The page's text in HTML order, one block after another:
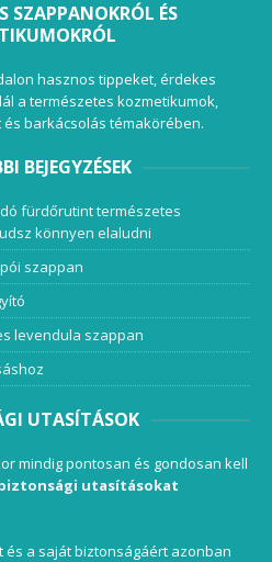
SZAPPANOKRÓL ÉS
hasznos tippeket, érdekes
a természetes kozmetikumok,
barkácsolás témakörében.
BEJEGYZÉSEK
fürdőrutint természetes
könnyen elaludni
szappan
levendula szappan
UTASÍTÁSOK
mindig pontosan és gondosan kell
utasításokat
a saját biztonságáért azonban